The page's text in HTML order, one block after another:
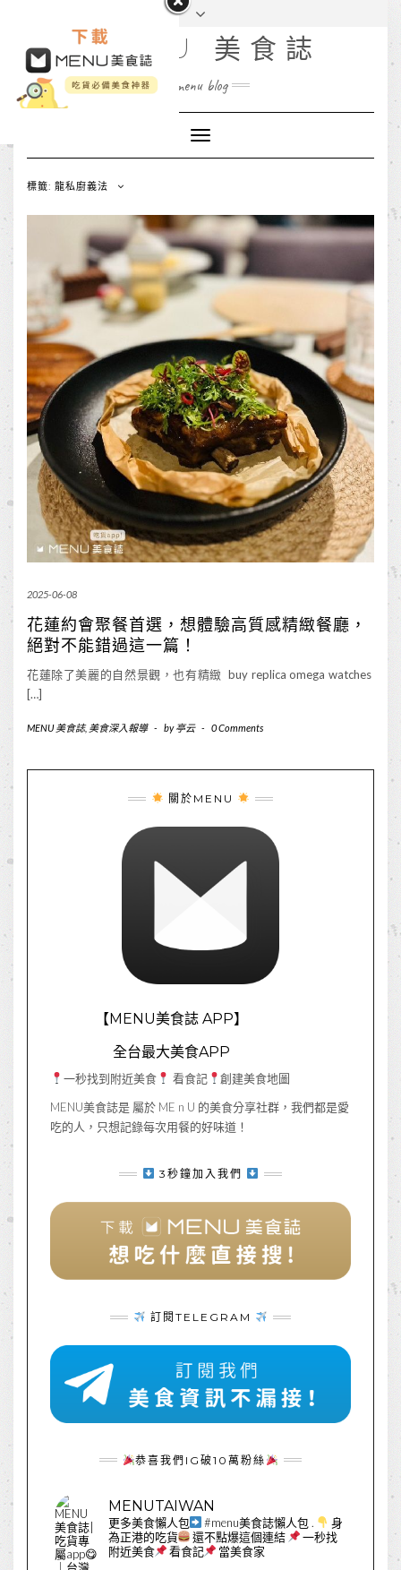
MENU 美食誌
menu blog
Toggle
Navigation
標籤: 龍私廚義法
2025-06-08
花蓮約會聚餐首選，想體驗高質感精緻餐廳，
絕對不能錯過這一篇！
花蓮除了美麗的自然景觀，也有精緻 buy replica omega watches
[…]
MENU 美食誌, 美食深入報導 - by亭云 - 0 Comments
關於MENU
【MENU美食誌 APP】
全台最大美食APP
一秒找到附近美食 看食記
創建美食地圖
MENU美食誌是 屬於 ME n U 的美食分享社群，我們都是愛
吃的人，只想記錄每次用餐的好味道！
3秒鐘加入我們
訂閱TELEGRAM
恭喜我們IG破10萬粉絲
MENUTAIWAN
更多美食懶人包 #menu美食誌懶人包 .
身
為正港的吃貨
還不點爆這個連結
一秒找
附近美食
看食記 當美食家